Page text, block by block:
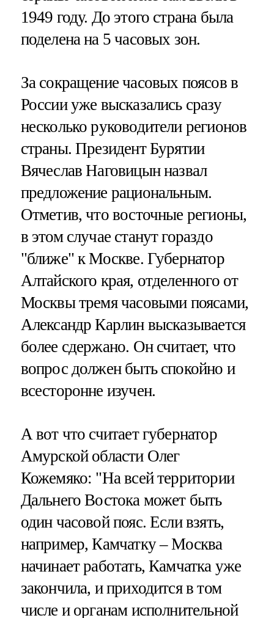
1949 году. До этого страна была
поделена на 5 часовых зон.
За сокращение часовых поясов в
России уже высказались сразу
несколько руководители регионов
страны. Президент Бурятии
Вячеслав Наговицын назвал
предложение рациональным.
Отметив, что восточные регионы,
в этом случае станут гораздо
"ближе" к Москве. Губернатор
Алтайского края, отделенного от
Москвы тремя часовыми поясами,
Александр Карлин высказывается
более сдержано. Он считает, что
вопрос должен быть спокойно и
всесторонне изучен.
А вот что считает губернатор
Амурской области Олег
Кожемяко: "На всей территории
Дальнего Востока может быть
один часовой пояс. Если взять,
например, Камчатку – Москва
начинает работать, Камчатка уже
закончила, и приходится в том
числе и органам исполнительной